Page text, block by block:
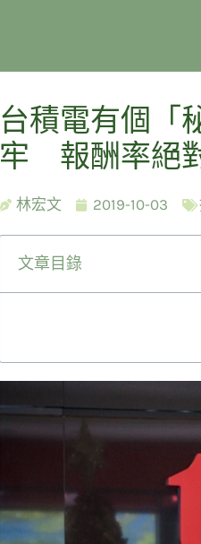
台積電有個「
牢 報酬率絕
林宏文 2019-10-03
文章目錄